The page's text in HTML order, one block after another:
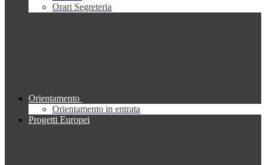
Orari Segreteria
Orientamento
Orientamento in entrata
Progetti Europei